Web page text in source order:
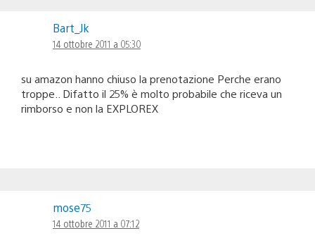
Bart_Jk
14 ottobre 2011 a 05:30
su amazon hanno chiuso la prenotazione Perche erano
troppe.. Difatto il 25% è molto probabile che riceva un
rimborso e non la EXPLOREX
mose75
14 ottobre 2011 a 07:12